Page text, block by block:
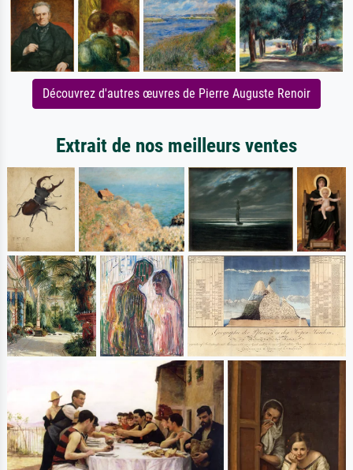
Découvrez d'autres œuvres de Pierre Auguste Renoir
Extrait de nos meilleurs ventes